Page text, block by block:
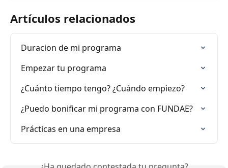
Artículos relacionados
Duracion de mi programa
Empezar tu programa
¿Cuánto tiempo tengo? ¿Cuándo empiezo?
¿Puedo bonificar mi programa con FUNDAE?
Prácticas en una empresa